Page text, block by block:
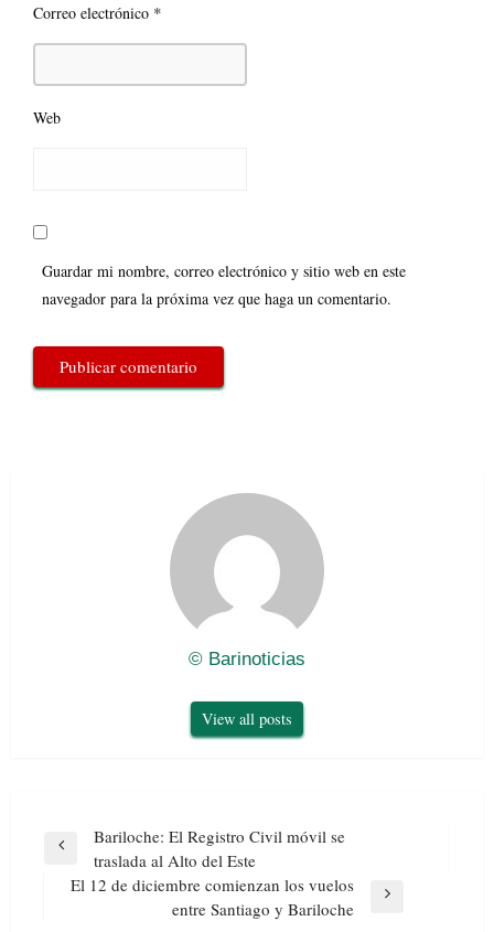
Correo electrónico *
Web
Guardar mi nombre, correo electrónico y sitio web en este
navegador para la próxima vez que haga un comentario.
© Barinoticias
View all posts
Navegación
entradas
Previous
Post
Bariloche: El Registro Civil móvil se
traslada al Alto del Este
El 12 de diciembre comienzan los vuelos
entre Santiago y Bariloche